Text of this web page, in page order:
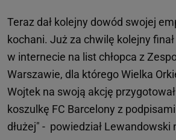
Teraz dał kolejny dowód swojej
kochani. Już za chwilę kolejny
w internecie na list chłopca z
Warszawie, dla którego Wielka
Wojtek na swoją akcję
koszulkę FC Barcelony z
dłużej" - powiedział